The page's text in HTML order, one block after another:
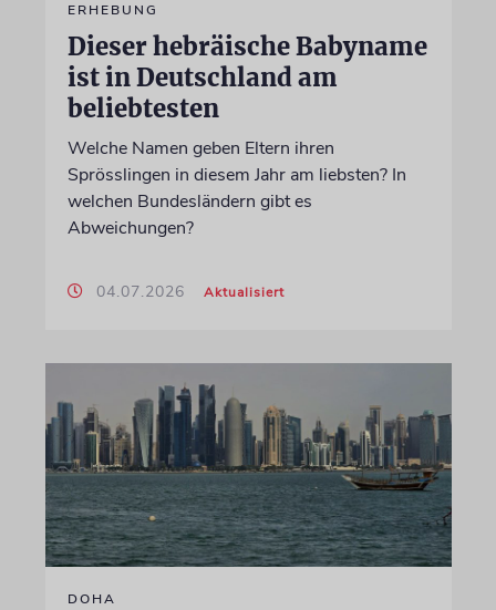
ERHEBUNG
Dieser hebräische Babyname
ist in Deutschland am
beliebtesten
Welche Namen geben Eltern ihren
Sprösslingen in diesem Jahr am liebsten? In
welchen Bundesländern gibt es
Abweichungen?
04.07.2026 Aktualisiert
DOHA